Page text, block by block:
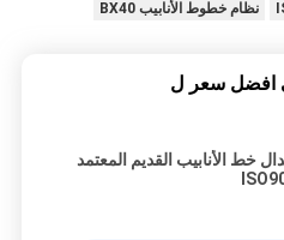
نظام خطوط الأنابيب BX40
افضل سعر ل
خط الأنابيب القديم المعتمد